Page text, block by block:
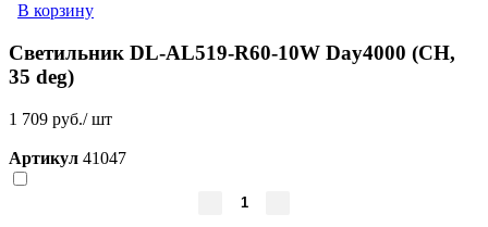
В корзину
Светильник DL-AL519-R60-10W Day4000 (CH,
35 deg)
1 709 руб./ шт
Артикул 41047